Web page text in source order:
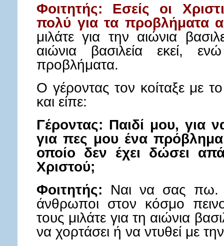
Φοιτητής: Εσείς οι
πολύ για τα προβλήματα
μιλάτε για την αιώνια
αιώνια βασιλεία εκεί,
προβλήματα.
Ο γέροντας τον κοίταξε με
και είπε:
Γέροντας: Παιδί μου, για
για πες μου ένα
οποίο δεν έχει δώσει
Χριστού;
Φοιτητής: Ναι να σας πω.
άνθρωποι στον κόσμο
τους μιλάτε για τη αιώνια
να χορτάσει ή να ντυθεί με